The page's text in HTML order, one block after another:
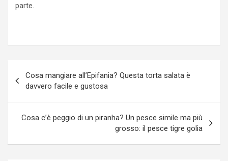
parte.
articoli
Cosa mangiare all’Epifania? Questa torta salata è
davvero facile e gustosa
Cosa c’è peggio di un piranha? Un pesce simile ma più
grosso: il pesce tigre golia